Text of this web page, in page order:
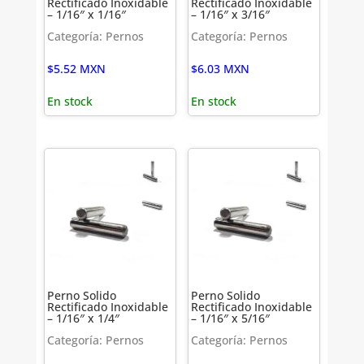
– 1/16″ x 1/16″
Categoría: Pernos
$5.52 MXN
En stock
– 1/16″ x 3/16″
Categoría: Pernos
$6.03 MXN
En stock
Perno Solido
Rectificado Inoxidable
– 1/16″ x 1/4″
Categoría: Pernos
Perno Solido
Rectificado Inoxidable
– 1/16″ x 5/16″
Categoría: Pernos